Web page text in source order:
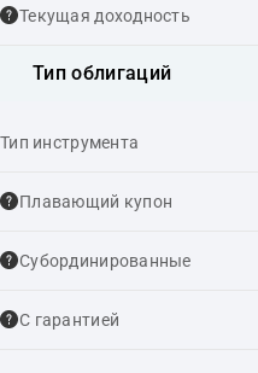
Текущая доходность
Тип облигаций
Тип инструмента
Плавающий купон
Cубординированные
С гарантией